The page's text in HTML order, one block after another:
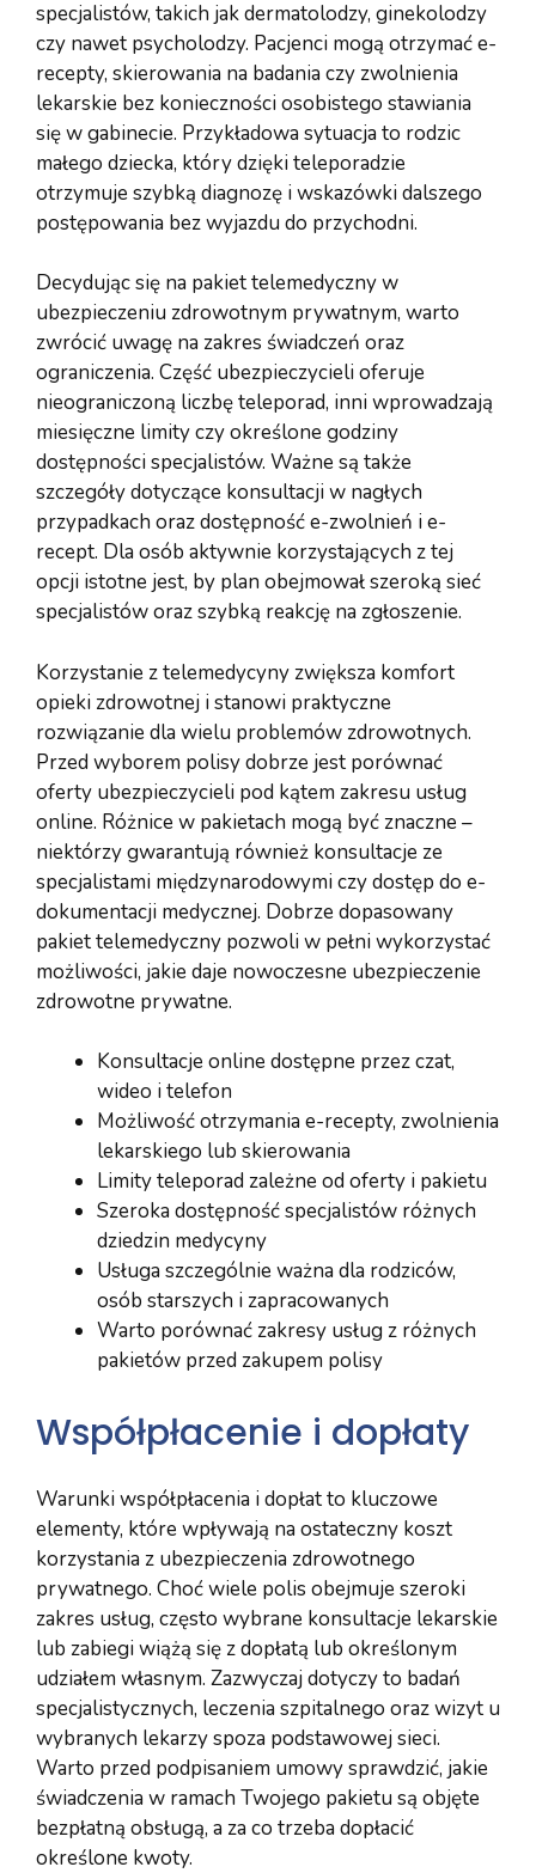
specjalistów, takich jak dermatolodzy, ginekolodzy
czy nawet psycholodzy. Pacjenci mogą otrzymać e-
recepty, skierowania na badania czy zwolnienia
lekarskie bez konieczności osobistego stawiania
się w gabinecie. Przykładowa sytuacja to rodzic
małego dziecka, który dzięki teleporadzie
otrzymuje szybką diagnozę i wskazówki dalszego
postępowania bez wyjazdu do przychodni.
Decydując się na pakiet telemedyczny w
ubezpieczeniu zdrowotnym prywatnym, warto
zwrócić uwagę na zakres świadczeń oraz
ograniczenia. Część ubezpieczycieli oferuje
nieograniczoną liczbę teleporad, inni wprowadzają
miesięczne limity czy określone godziny
dostępności specjalistów. Ważne są także
szczegóły dotyczące konsultacji w nagłych
przypadkach oraz dostępność e-zwolnień i e-
recept. Dla osób aktywnie korzystających z tej
opcji istotne jest, by plan obejmował szeroką sieć
specjalistów oraz szybką reakcję na zgłoszenie.
Korzystanie z telemedycyny zwiększa komfort
opieki zdrowotnej i stanowi praktyczne
rozwiązanie dla wielu problemów zdrowotnych.
Przed wyborem polisy dobrze jest porównać
oferty ubezpieczycieli pod kątem zakresu usług
online. Różnice w pakietach mogą być znaczne –
niektórzy gwarantują również konsultacje ze
specjalistami międzynarodowymi czy dostęp do e-
dokumentacji medycznej. Dobrze dopasowany
pakiet telemedyczny pozwoli w pełni wykorzystać
możliwości, jakie daje nowoczesne ubezpieczenie
zdrowotne prywatne.
Konsultacje online dostępne przez czat,
wideo i telefon
Możliwość otrzymania e-recepty, zwolnienia
lekarskiego lub skierowania
Limity teleporad zależne od oferty i pakietu
Szeroka dostępność specjalistów różnych
dziedzin medycyny
Usługa szczególnie ważna dla rodziców,
osób starszych i zapracowanych
Warto porównać zakresy usług z różnych
pakietów przed zakupem polisy
Współpłacenie i dopłaty
Warunki współpłacenia i dopłat to kluczowe
elementy, które wpływają na ostateczny koszt
korzystania z ubezpieczenia zdrowotnego
prywatnego. Choć wiele polis obejmuje szeroki
zakres usług, często wybrane konsultacje lekarskie
lub zabiegi wiążą się z dopłatą lub określonym
udziałem własnym. Zazwyczaj dotyczy to badań
specjalistycznych, leczenia szpitalnego oraz wizyt u
wybranych lekarzy spoza podstawowej sieci.
Warto przed podpisaniem umowy sprawdzić, jakie
świadczenia w ramach Twojego pakietu są objęte
bezpłatną obsługą, a za co trzeba dopłacić
określone kwoty.